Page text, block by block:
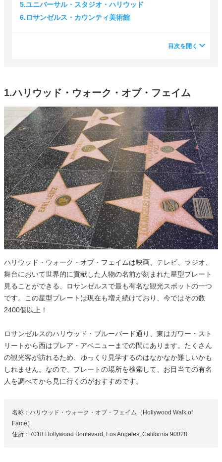
5.ユニバーサル・スタジオ・ハリウッド
6.ロサンゼルス・カウンティ美術館
目次を開く
1.ハリウッド・ウォーク・オブ・フェイム
ハリウッド・ウォーク・オブ・フェイムは映画、テレビ、ラジオ、
舞台において世界的に貢献した人物の名前が刻まれた星型プレート
見ることができる、ロサンゼルスで最も有名な観光スポットの一つ
です。この星型プレートは現在も増え続けており、今ではその数
2400個以上！
ロサンゼルスのハリウッド・ブルーバード通り、東はガワー・スト
リートから西はブレア・アベニューまでの間にあります。たくさん
の観光客が訪れるため、ゆっくり見学するのはなかなか難しいかも
しれません。なので、プレートの場所を検索して、お目当ての有名
人を調べてから見に行くのがおすすめです。
名称：ハリウッド・ウォーク・オブ・フェイム（Hollywood Walk of
Fame）
住所：7018 Hollywood Boulevard, Los Angeles, California 90028